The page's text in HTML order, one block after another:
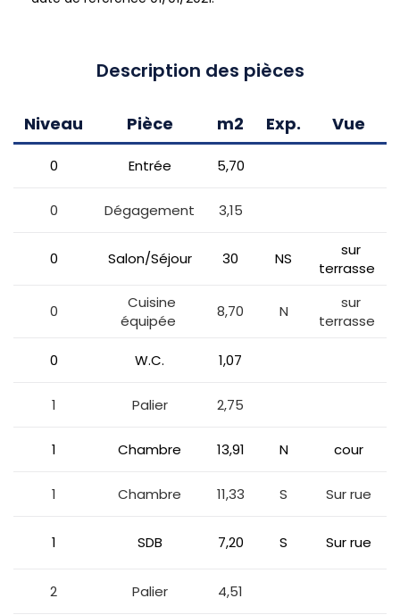
Description des pièces
Niveau Pièce m2 Exp. Vue
0 Entrée 5,70
0 Dégagement 3,15
0 Salon/Séjour 30 NS
sur
terrasse
0
Cuisine
équipée
8,70 N
sur
terrasse
0 W.C. 1,07
1 Palier 2,75
1 Chambre 13,91 N cour
1 Chambre 11,33 S Sur rue
1 SDB 7,20 S Sur rue
2 Palier 4,51